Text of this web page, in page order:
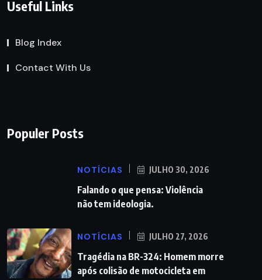
Useful Links
Blog Index
Contact With Us
Populer Posts
NOTÍCIAS JULHO 30, 2026
Falando o que pensa: Violência
não tem ideologia.
NOTÍCIAS JULHO 27, 2026
Tragédia na BR-324: Homem morre
após colisão de motocicleta em